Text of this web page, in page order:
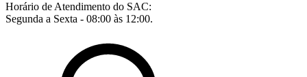
Horário de Atendimento do SAC:
Segunda a Sexta - 08:00 às 12:00.